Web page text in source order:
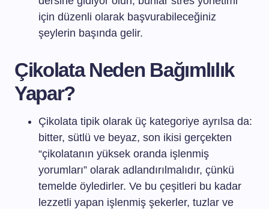
için düzenli olarak başvurabileceğiniz
şeylerin başında gelir.
Çikolata Neden Bağımlılık
Yapar?
Çikolata tipik olarak üç kategoriye ayrılsa da:
bitter, sütlü ve beyaz, son ikisi gerçekten
“çikolatanın yüksek oranda işlenmiş
yorumları” olarak adlandırılmalıdır, çünkü
temelde öyledirler. Ve bu çeşitleri bu kadar
lezzetli yapan işlenmiş şekerler, tuzlar ve